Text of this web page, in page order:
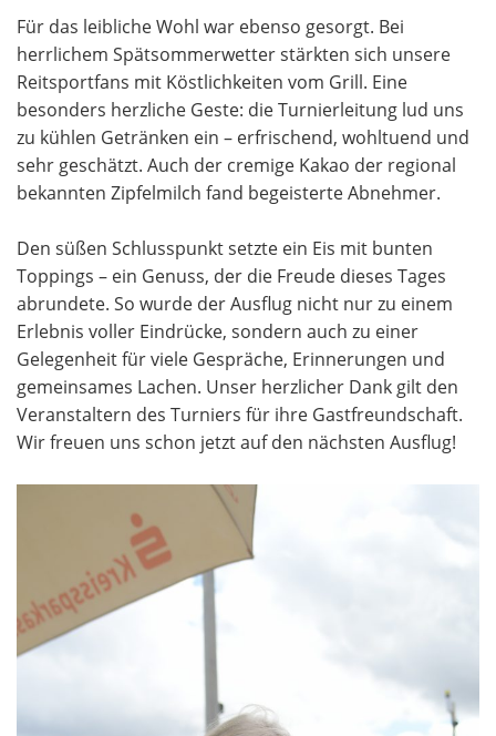
Für das leibliche Wohl war ebenso gesorgt. Bei
herrlichem Spätsommerwetter stärkten sich unsere
Reitsportfans mit Köstlichkeiten vom Grill. Eine
besonders herzliche Geste: die Turnierleitung lud uns
zu kühlen Getränken ein – erfrischend, wohltuend und
sehr geschätzt. Auch der cremige Kakao der regional
bekannten Zipfelmilch fand begeisterte Abnehmer.
Den süßen Schlusspunkt setzte ein Eis mit bunten
Toppings – ein Genuss, der die Freude dieses Tages
abrundete. So wurde der Ausflug nicht nur zu einem
Erlebnis voller Eindrücke, sondern auch zu einer
Gelegenheit für viele Gespräche, Erinnerungen und
gemeinsames Lachen. Unser herzlicher Dank gilt den
Veranstaltern des Turniers für ihre Gastfreundschaft.
Wir freuen uns schon jetzt auf den nächsten Ausflug!